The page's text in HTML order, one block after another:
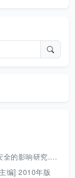
胡光伟 著 2017年版
编] 2010年版